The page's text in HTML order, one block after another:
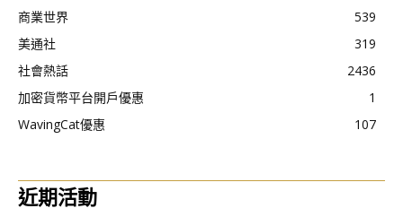
商業世界
539
美通社
319
社會熱話
2436
加密貨幣平台開戶優惠
1
WavingCat優惠
107
近期活動